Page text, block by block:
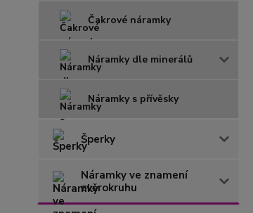
Čakrové náramky
Náramky dle minerálů
Náramky s přívěsky
Šperky
Náramky ve znamení
zvěrokruhu